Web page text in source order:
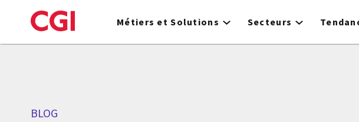
to
Métiers et Solutions Secteurs
BLOG